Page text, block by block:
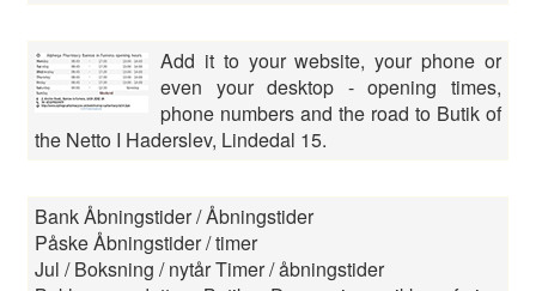
Add it to your website, your phone or
even your desktop - opening times,
phone numbers and the road to Butik of
the Netto I Haderslev, Lindedal 15.
Bank Åbningstider / Åbningstider
Påske Åbningstider / timer
Jul / Boksning / nytår Timer / åbningstider